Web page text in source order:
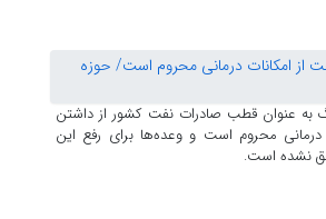
به عنوان قطب صادرات نفت کشور از داشتن
درمانی محروم است و وعده‌ها برای رفع این
نشده است.